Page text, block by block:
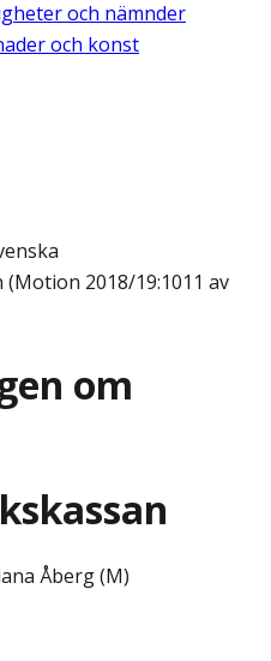
och nämnder
och konst
2018/19:1011 av
om
Åberg (M)